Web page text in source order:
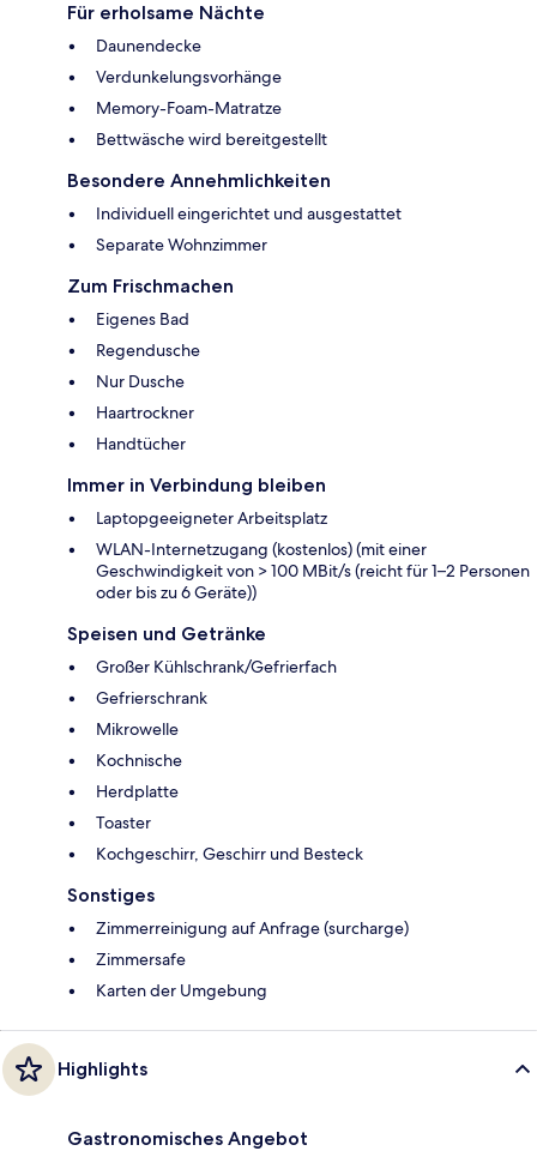
Für erholsame Nächte
Daunendecke
Verdunkelungsvorhänge
Memory-Foam-Matratze
Bettwäsche wird bereitgestellt
Besondere Annehmlichkeiten
Individuell eingerichtet und ausgestattet
Separate Wohnzimmer
Zum Frischmachen
Eigenes Bad
Regendusche
Nur Dusche
Haartrockner
Handtücher
Immer in Verbindung bleiben
Laptopgeeigneter Arbeitsplatz
WLAN-Internetzugang (kostenlos) (mit einer
Geschwindigkeit von > 100 MBit/s (reicht für 1–2 Personen
oder bis zu 6 Geräte))
Speisen und Getränke
Großer Kühlschrank/Gefrierfach
Gefrierschrank
Mikrowelle
Kochnische
Herdplatte
Toaster
Kochgeschirr, Geschirr und Besteck
Sonstiges
Zimmerreinigung auf Anfrage (surcharge)
Zimmersafe
Karten der Umgebung
Highlights
Gastronomisches Angebot